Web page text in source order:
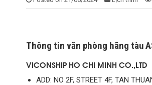
Thông tin văn phòng hãng tàu
VICONSHIP HO CHI MINH CO.,LTD
ADD: NO 2F, STREET 4F, TAN